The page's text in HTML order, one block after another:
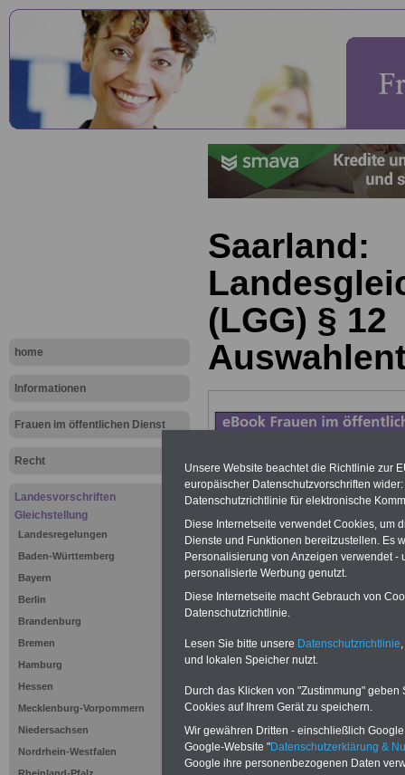
home
Informationen
Frauen im öffentlichen Dienst
Recht
Landesvorschriften
Gleichstellung
Landesregelungen
Baden-Württemberg
Bayern
Berlin
Brandenburg
Bremen
Hamburg
Hessen
Mecklenburg-Vorpommern
Niedersachsen
Nordrhein-Westfalen
Saarland:
(LGG) § 12
>>>zur
Saarländischen
Unsere Website beachtet die Richtlinie zur
europäischer Datenschutzvorschriften
Datenschutzrichtlinie für elektronische
Diese Internetseite verwendet Cookies, um
Dienste und Funktionen bereitzustellen. Es
Personalisierung von Anzeigen verwendet
personalisierte Werbung genutzt.
Diese Internetseite macht Gebrauch von
Datenschutzrichtlinie.
Lesen Sie bitte unsere Datenschutzrichtlinie
und lokalen Speicher nutzt.
Durch das Klicken von "Zustimmung"
Cookies auf Ihrem Gerät zu speichern.
Wir gewähren Dritten - einschließlich
Google-Website "Datenschutzerklärung &
Google ihre personenbezogenen Daten